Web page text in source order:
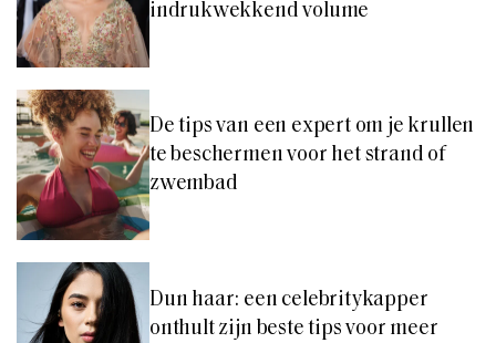
indrukwekkend volume
De tips van een expert om je krullen
te beschermen voor het strand of
zwembad
Dun haar: een celebritykapper
onthult zijn beste tips voor meer